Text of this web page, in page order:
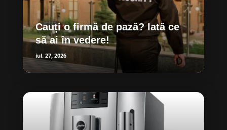
Cauți o firmă de pază? Iată ce
să ai în vedere!
iul. 27, 2026